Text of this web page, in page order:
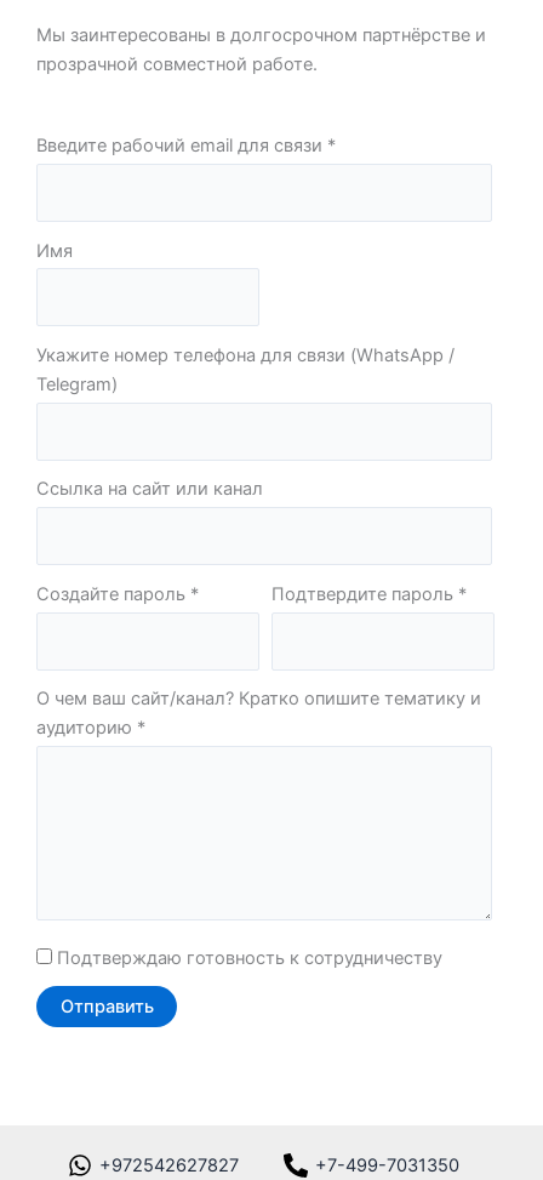
Мы заинтересованы в долгосрочном партнёрстве и
прозрачной совместной работе.
Введите рабочий email для связи
Имя
Укажите номер телефона для связи (WhatsApp /
Telegram)
Ссылка на сайт или канал
Создайте пароль Подтвердите пароль
О чем ваш сайт/канал? Кратко опишите тематику и
аудиторию
Подтверждаю готовность к сотрудничеству
+972542627827 +7-499-7031350